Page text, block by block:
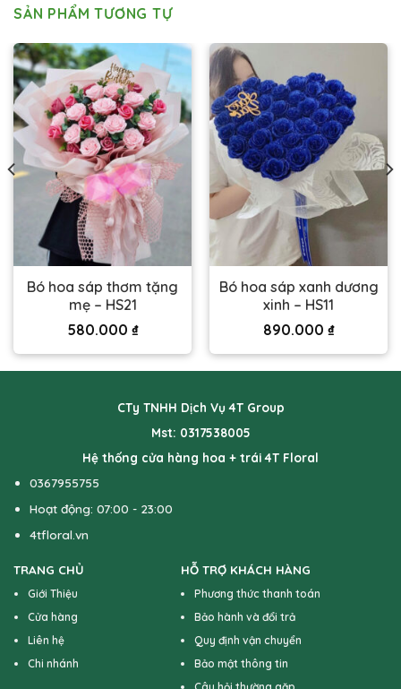
SẢN PHẨM TƯƠNG TỰ
Bó hoa sáp thơm tặng
mẹ – HS21
580.000 ₫
Bó hoa sáp xanh dương
xinh – HS11
890.000 ₫
CTy TNHH Dịch Vụ 4T Group
Mst: 0317538005
Hệ thống cửa hàng hoa + trái 4T Floral
0367955755
Hoạt động: 07:00 - 23:00
4tfloral.vn
TRANG CHỦ
Giới Thiệu
Cửa hàng
Liên hệ
Chi nhánh
HỖ TRỢ KHÁCH HÀNG
Phương thức thanh toán
Bảo hành và đổi trả
Quy định vận chuyển
Bảo mật thông tin